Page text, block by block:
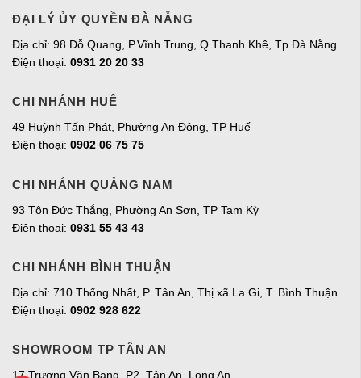
ĐẠI LÝ ỦY QUYỀN ĐÀ NẴNG
Địa chỉ: 98 Đỗ Quang, P.Vĩnh Trung, Q.Thanh Khê, Tp Đà Nẵng
Điện thoại: 0931 20 20 33
CHI NHÁNH HUẾ
49 Huỳnh Tấn Phát, Phường An Đông, TP Huế
Điện thoại: 0902 06 75 75
CHI NHÁNH QUẢNG NAM
93 Tôn Đức Thắng, Phường An Sơn, TP Tam Kỳ
Điện thoại: 0931 55 43 43
CHI NHÁNH BÌNH THUẬN
Địa chỉ: 710 Thống Nhất, P. Tân An, Thị xã La Gi, T. Bình Thuận
Điện thoại: 0902 928 622
SHOWROOM TP TÂN AN
17 Trương Văn Bang, P2, Tân An, Long An